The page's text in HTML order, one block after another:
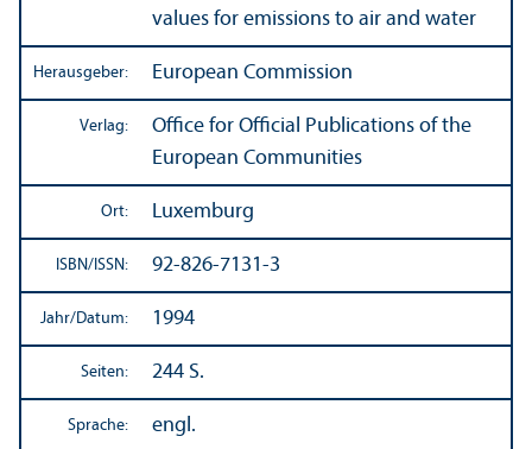
values for emissions to air and water
Herausgeber: European Commission
Verlag:
Office for Official Publications of the
European Communities
Ort: Luxemburg
ISBN/ ISSN: 92-826-7131-3
Jahr/Datum: 1994
Seiten: 244 S.
Sprache: engl.